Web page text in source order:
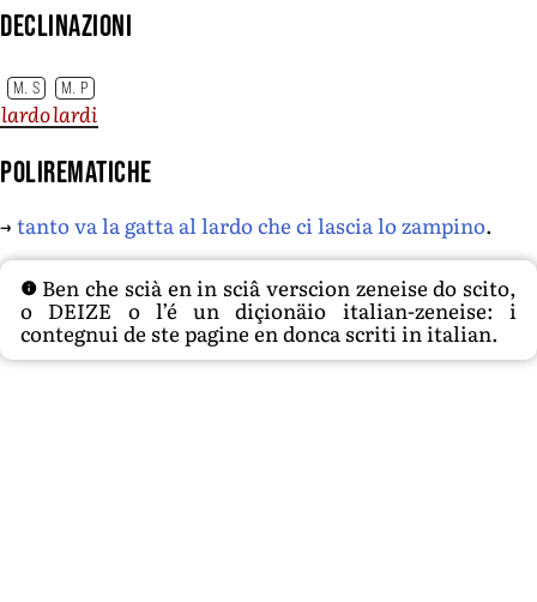
Declinazioni
M. S M. P
lardolardi
Polirematiche
→ tanto va la gatta al lardo che ci lascia lo zampino.
Ben che scià en in sciâ verscion zeneise do scito,
o DEIZE o l’é un diçionäio italian-zeneise: i
contegnui de ste pagine en donca scriti in italian.